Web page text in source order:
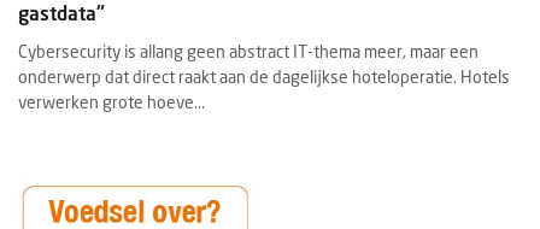
gastdata"
Cybersecurity is allang geen abstract IT-thema meer, maar een
onderwerp dat direct raakt aan de dagelijkse hoteloperatie. Hotels
verwerken grote hoeve...